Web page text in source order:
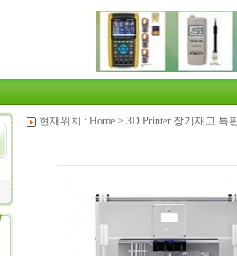
현재위치 : Home > 3D Printer 장기재고 특